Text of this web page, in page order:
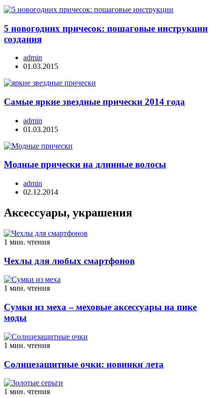
5 новогодних причесок: пошаговые инструкции
создания
admin
01.03.2015
Самые яркие звездные прически 2014 года
admin
01.03.2015
Модные прически на длинные волосы
admin
02.12.2014
Аксессуары, украшения
1 мин. чтения
Чехлы для любых смартфонов
1 мин. чтения
Сумки из меха – меховые аксессуары на пике
моды
1 мин. чтения
Солнцезащитные очки: новинки лета
1 мин. чтения